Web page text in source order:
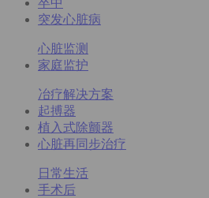
突发心脏病
心脏监测
家庭监护
冶疗解决方案
起搏器
植入式除颤器
心脏再同步治疗
日常生活
手术后